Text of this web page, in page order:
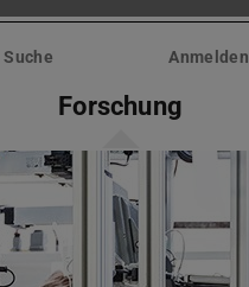
Suche Anmelden
Forschung